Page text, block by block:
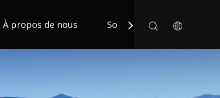
À propos de nous Solution Application